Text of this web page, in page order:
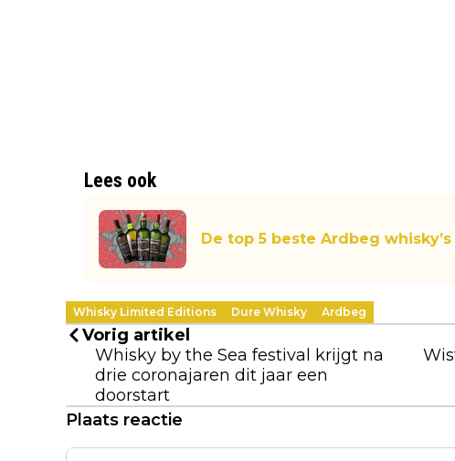
Lees ook
De top 5 beste Ardbeg
Whisky Limited Editions Dure Whisky Ardbeg
Vorig artikel
Whisky by the Sea festival krijgt na
drie coronajaren dit jaar een
doorstart
Plaats reactie